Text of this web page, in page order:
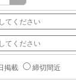
掲載 締切間近